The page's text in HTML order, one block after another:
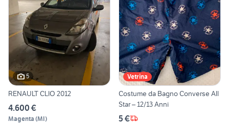
5
RENAULT CLIO 2012
4.600 €
Magenta (MI)
Vetrina
Costume da Bagno Converse All
Star – 12/13 Anni
5 €